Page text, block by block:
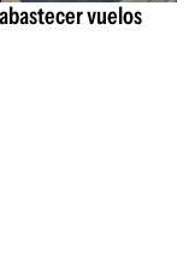
vuelos